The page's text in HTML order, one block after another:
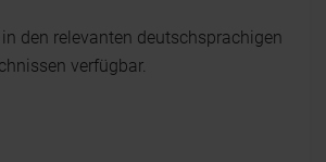
den relevanten deutschsprachigen
verfügbar.